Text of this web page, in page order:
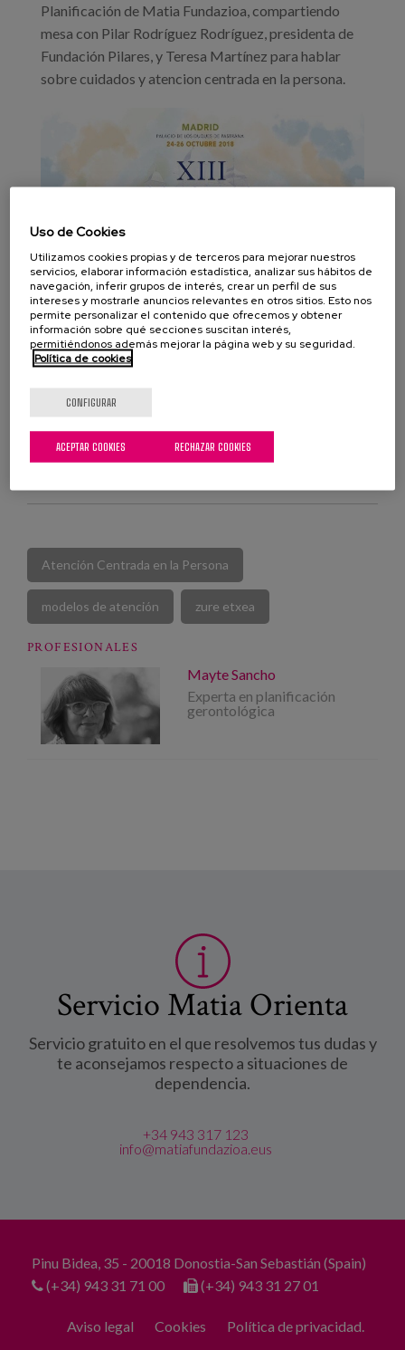
Planificación de Matia Fundazioa, compartiendo
mesa con Pilar Rodríguez Rodríguez, presidenta de
Fundación Pilares, y Teresa Martínez para hablar
sobre cuidados y atencion centrada en la persona.
VISITAR PÁGINA WEB
Atención Centrada en la Persona
modelos de atención zure etxea
PROFESIONALES
Mayte Sancho
Experta en planificación
gerontológica
Servicio Matia Orienta
Servicio gratuito en el que resolvemos tus dudas y
te aconsejamos respecto a situaciones de
dependencia.
+34 943 317 123
info@matiafundazioa.eus
Pinu Bidea, 35 - 20018 Donostia-San Sebastián (Spain)
(+34) 943 31 71 00
(+34) 943 31 27 01
Aviso legal Cookies Política de privacidad.
Uso de Cookies
Utilizamos cookies propias y de terceros para mejorar nuestros
servicios, elaborar información estadística, analizar sus hábitos de
navegación, inferir grupos de interés, crear un perfil de sus
intereses y mostrarle anuncios relevantes en otros sitios. Esto nos
permite personalizar el contenido que ofrecemos y obtener
información sobre qué secciones suscitan interés,
permitiéndonos además mejorar la página web y su seguridad.
Política de cookies
CONFIGURAR
RECHAZAR COOKIES
ACEPTAR COOKIES